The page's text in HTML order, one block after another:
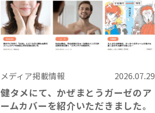
メディア掲載情報 2026.07.29
健タメにて、かぜまとうガーゼのア
ームカバーを紹介いただきました。